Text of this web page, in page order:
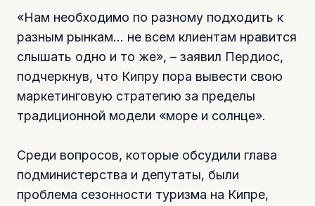
«Нам необходимо по разному подходить к
разным рынкам… не всем клиентам нравится
слышать одно и то же», – заявил Пердиос,
подчеркнув, что Кипру пора вывести свою
маркетинговую стратегию за пределы
традиционной модели «море и солнце».
Среди вопросов, которые обсудили глава
подминистерства и депутаты, были
проблема сезонности туризма на Кипре,